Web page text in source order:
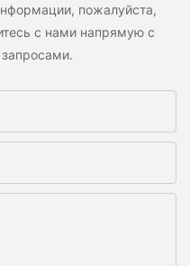
пожалуйста,
с нами напрямую с